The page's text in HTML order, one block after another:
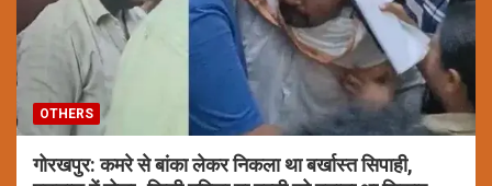
OTHERS
गोरखपुर: कमरे से बांका लेकर निकला था बर्खास्त सिपाही,